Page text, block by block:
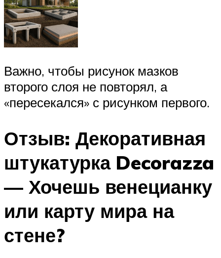
Важно, чтобы рисунок мазков
второго слоя не повторял, а
«пересекался» с рисунком первого.
Отзыв: Декоративная
штукатурка Decorazza
— Хочешь венецианку
или карту мира на
стене?